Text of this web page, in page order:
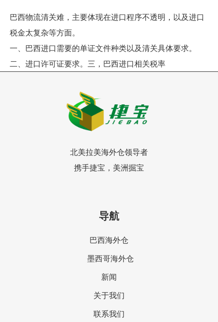
巴西物流清关难，主要体现在进口程序不透明，以及进口
税金太复杂等方面。
一、巴西进口需要的单证文件种类以及清关具体要求。
二、进口许可证要求。三，巴西进口相关税率
北美拉美海外仓领导者
携手捷宝，美洲掘宝
导航
巴西海外仓
墨西哥海外仓
新闻
关于我们
联系我们